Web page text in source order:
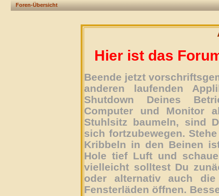
Foren-Übersicht
Hier ist das
Beende jetzt
anderen laufenden
Shutdown Deines
Computer und Monitor
Stuhlsitz baumeln, sind
sich fortzubewegen.
Kribbeln in den Beinen
Hole tief Luft und
vielleicht solltest Du
oder alternativ auch
Fensterläden öffnen.